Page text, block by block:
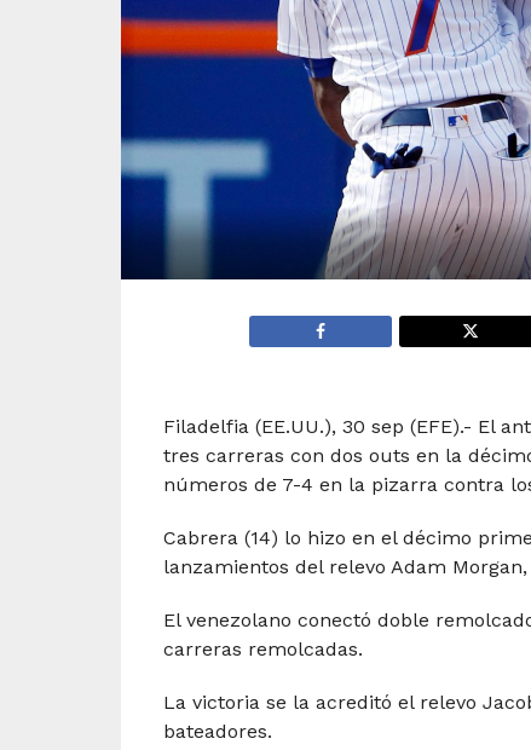
Filadelfia (EE.UU.), 30 sep (EFE).- El
tres carreras con dos outs en la
números de 7-4 en la pizarra contra
Cabrera (14) lo hizo en el décimo
lanzamientos del relevo Adam
El venezolano conectó doble
carreras remolcadas.
La victoria se la acreditó el relevo
bateadores.